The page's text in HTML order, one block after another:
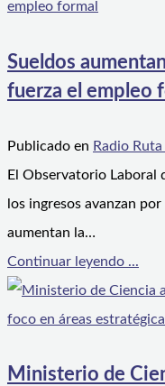
Sueldos
fuerza el empleo
Publicado en Radio
El Observatorio Laboral
los ingresos avanzan
aumentan la…
Continuar leyendo ...
Ministerio de